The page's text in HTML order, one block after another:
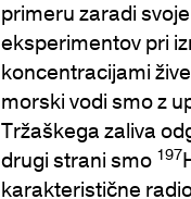
primeru zaradi
eksperimentov pri
koncentracijami
morski vodi smo z
Tržaškega zaliva
drugi strani smo 197
karakteristične